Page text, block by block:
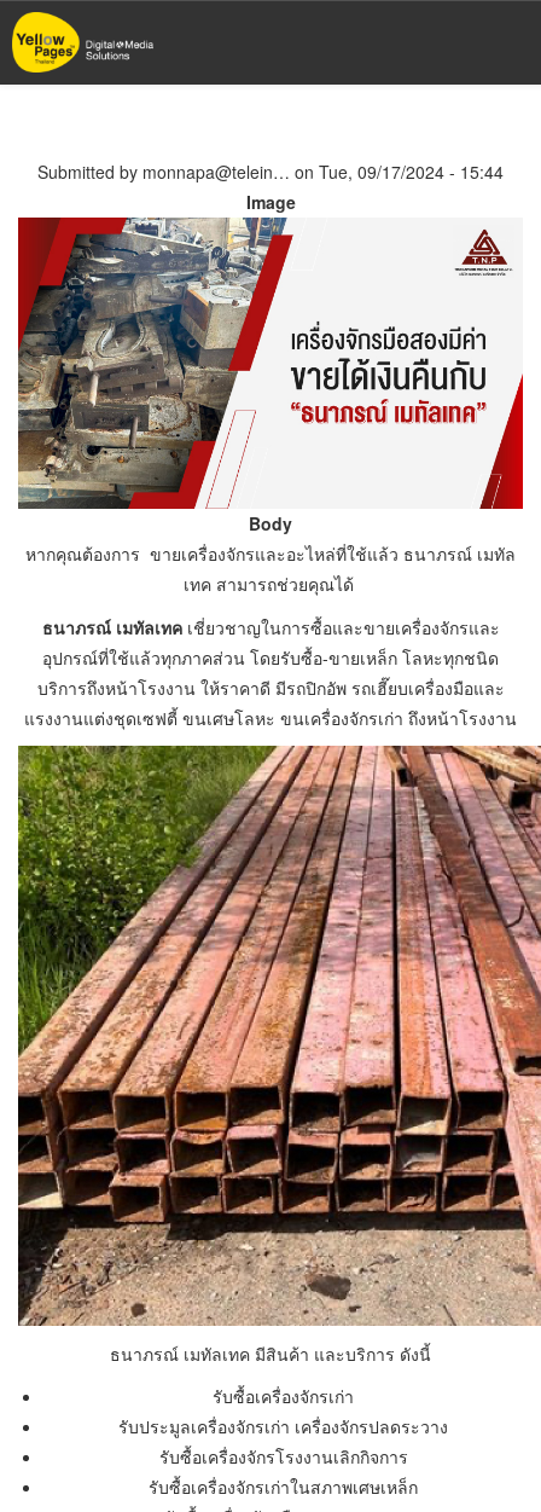
Skip
to
main
Submitted by monnapa@telein… on Tue, 09/17/2024 - 15:44
Image
Body
หากคุณต้องการ ขายเครื่องจักรและอะไหล่ที่ใช้แล้ว ธนาภรณ์ เมทัล
เทค สามารถช่วยคุณได้
ธนาภรณ์ เมทัลเทค เชี่ยวชาญในการซื้อและขายเครื่องจักรและ
อุปกรณ์ที่ใช้แล้วทุกภาคส่วน โดยรับซื้อ-ขายเหล็ก โลหะทุกชนิด
บริการถึงหน้าโรงงาน ให้ราคาดี มีรถปิกอัพ รถเฮี๊ยบเครื่องมือและ
แรงงานแต่งชุดเซฟตี้ ขนเศษโลหะ ขนเครื่องจักรเก่า ถึงหน้าโรงงาน
ธนาภรณ์ เมทัลเทค มีสินค้า และบริการ ดังนี้
รับซื้อเครื่องจักรเก่า
รับประมูลเครื่องจักรเก่า เครื่องจักรปลดระวาง
รับซื้อเครื่องจักรโรงงานเลิกกิจการ
รับซื้อเครื่องจักรเก่าในสภาพเศษเหล็ก